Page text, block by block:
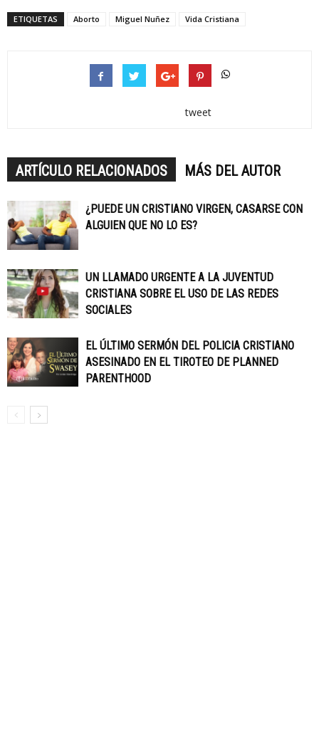
ETIQUETAS Aborto Miguel Nuñez Vida Cristiana
tweet
ARTÍCULO RELACIONADOS MÁS DEL AUTOR
¿PUEDE UN CRISTIANO VIRGEN, CASARSE CON
ALGUIEN QUE NO LO ES?
UN LLAMADO URGENTE A LA JUVENTUD
CRISTIANA SOBRE EL USO DE LAS REDES
SOCIALES
EL ÚLTIMO SERMÓN DEL POLICIA CRISTIANO
ASESINADO EN EL TIROTEO DE PLANNED
PARENTHOOD